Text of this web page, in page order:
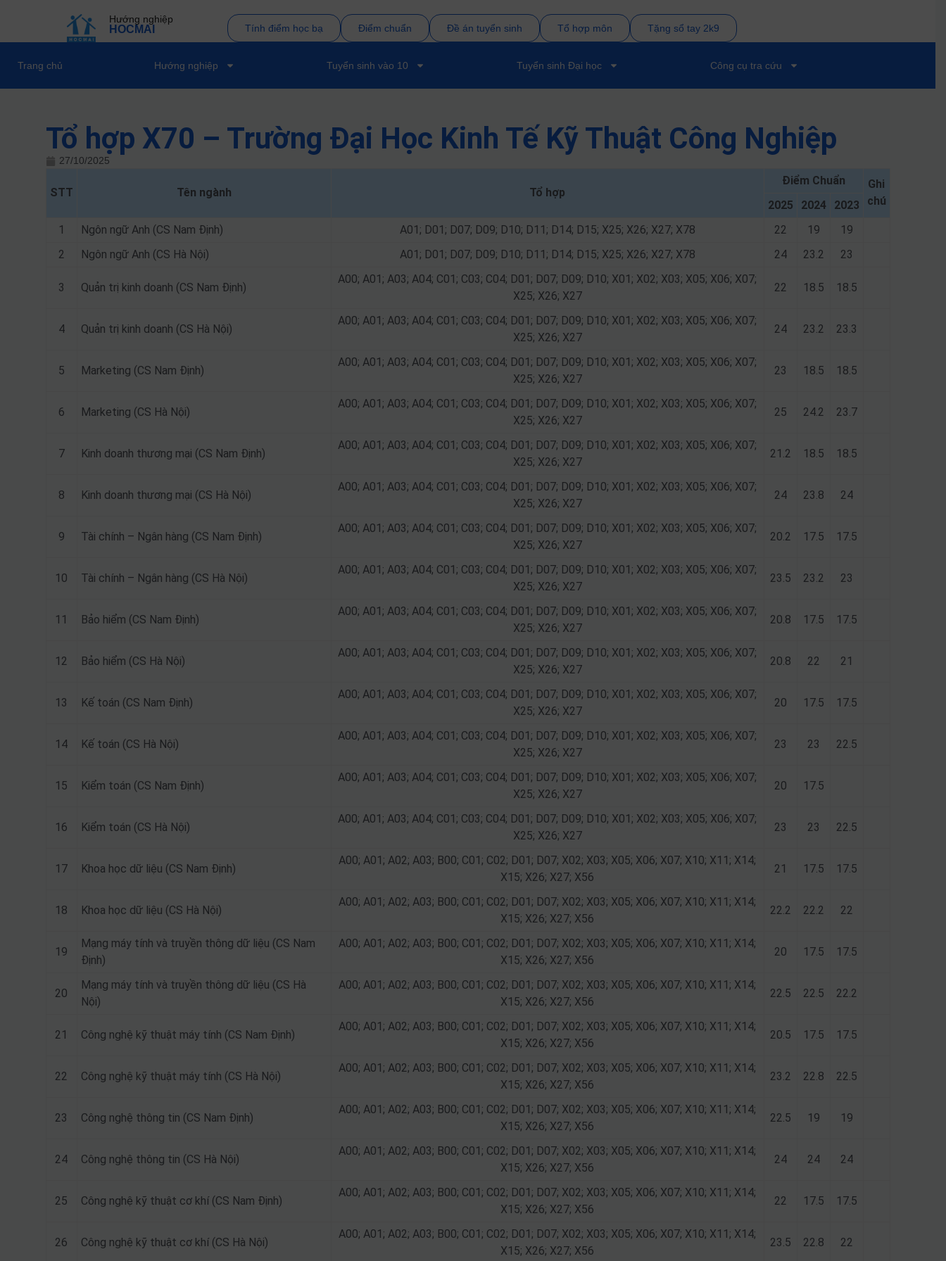
Hướng nghiệp
HOCMAI Tính điểm học bạ Điểm chuẩn Đề án tuyển sinh Tổ hợp môn Tặng sổ tay 2k9
Trang chủ Hướng nghiệp Tuyển sinh vào 10 Tuyển sinh Đại học Công cụ tra cứu
Tổ hợp X70 – Trường Đại Học Kinh Tế Kỹ Thuật Công Nghiệp
27/10/2025
STT Tên ngành Tổ hợp
Điểm Chuẩn
Ghi
chú
2025 2024
2023
1
Ngôn ngữ Anh (CS Nam Định) A01; D01; D07; D09; D10; D11; D14; D15; X25; X26; X27; X78 22 19
19
2
Ngôn ngữ Anh (CS Hà Nội) A01; D01; D07; D09; D10; D11; D14; D15; X25; X26; X27; X78 24 23.2 23
3 Quản trị kinh doanh (CS Nam Định)
A00; A01; A03; A04; C01; C03; C04; D01; D07; D09; D10; X01; X02; X03; X05; X06; X07;
X25; X26; X27
22 18.5 18.5
4 Quản trị kinh doanh (CS Hà Nội)
A00; A01; A03; A04; C01; C03; C04; D01; D07; D09; D10; X01; X02; X03; X05; X06; X07;
X25; X26; X27
24 23.2 23.3
5 Marketing (CS Nam Định)
A00; A01; A03; A04; C01; C03; C04; D01; D07; D09; D10; X01; X02; X03; X05; X06; X07;
X25; X26; X27
23 18.5 18.5
6 Marketing (CS Hà Nội)
A00; A01; A03; A04; C01; C03; C04; D01; D07; D09; D10; X01; X02; X03; X05; X06; X07;
X25; X26; X27
25 24.2 23.7
7 Kinh doanh thương mại (CS Nam Định)
A00; A01; A03; A04; C01; C03; C04; D01; D07; D09; D10; X01; X02; X03; X05; X06; X07;
X25; X26; X27
21.2 18.5 18.5
8 Kinh doanh thương mại (CS Hà Nội)
A00; A01; A03; A04; C01; C03; C04; D01; D07; D09; D10; X01; X02; X03; X05; X06; X07;
X25; X26; X27
24 23.8 24
9 Tài chính – Ngân hàng (CS Nam Định)
A00; A01; A03; A04; C01; C03; C04; D01; D07; D09; D10; X01; X02; X03; X05; X06; X07;
X25; X26; X27
20.2 17.5 17.5
10 Tài chính – Ngân hàng (CS Hà Nội)
A00; A01; A03; A04; C01; C03; C04; D01; D07; D09; D10; X01; X02; X03; X05; X06; X07;
X25; X26; X27
23.5 23.2 23
11 Bảo hiểm (CS Nam Định)
A00; A01; A03; A04; C01; C03; C04; D01; D07; D09; D10; X01; X02; X03; X05; X06; X07;
X25; X26; X27
20.8 17.5 17.5
12 Bảo hiểm (CS Hà Nội)
A00; A01; A03; A04; C01; C03; C04; D01; D07; D09; D10; X01; X02; X03; X05; X06; X07;
X25; X26; X27
20.8 22 21
13 Kế toán (CS Nam Định)
A00; A01; A03; A04; C01; C03; C04; D01; D07; D09; D10; X01; X02; X03; X05; X06; X07;
X25; X26; X27
20 17.5 17.5
14 Kế toán (CS Hà Nội)
A00; A01; A03; A04; C01; C03; C04; D01; D07; D09; D10; X01; X02; X03; X05; X06; X07;
X25; X26; X27
23 23 22.5
15 Kiểm toán (CS Nam Định)
A00; A01; A03; A04; C01; C03; C04; D01; D07; D09; D10; X01; X02; X03; X05; X06; X07;
X25; X26; X27
20 17.5
16 Kiểm toán (CS Hà Nội)
A00; A01; A03; A04; C01; C03; C04; D01; D07; D09; D10; X01; X02; X03; X05; X06; X07;
X25; X26; X27
23 23 22.5
17 Khoa học dữ liệu (CS Nam Định)
A00; A01; A02; A03; B00; C01; C02; D01; D07; X02; X03; X05; X06; X07; X10; X11; X14;
X15; X26; X27; X56
21 17.5 17.5
18 Khoa học dữ liệu (CS Hà Nội)
A00; A01; A02; A03; B00; C01; C02; D01; D07; X02; X03; X05; X06; X07; X10; X11; X14;
X15; X26; X27; X56
22.2 22.2 22
19
Mạng máy tính và truyền thông dữ liệu (CS Nam
Định)
A00; A01; A02; A03; B00; C01; C02; D01; D07; X02; X03; X05; X06; X07; X10; X11; X14;
X15; X26; X27; X56
20 17.5 17.5
20
Mạng máy tính và truyền thông dữ liệu (CS Hà
Nội)
A00; A01; A02; A03; B00; C01; C02; D01; D07; X02; X03; X05; X06; X07; X10; X11; X14;
X15; X26; X27; X56
22.5 22.5 22.2
21 Công nghệ kỹ thuật máy tính (CS Nam Định)
A00; A01; A02; A03; B00; C01; C02; D01; D07; X02; X03; X05; X06; X07; X10; X11; X14;
X15; X26; X27; X56
20.5 17.5 17.5
22 Công nghệ kỹ thuật máy tính (CS Hà Nội)
A00; A01; A02; A03; B00; C01; C02; D01; D07; X02; X03; X05; X06; X07; X10; X11; X14;
X15; X26; X27; X56
23.2 22.8 22.5
23 Công nghệ thông tin (CS Nam Định)
A00; A01; A02; A03; B00; C01; C02; D01; D07; X02; X03; X05; X06; X07; X10; X11; X14;
X15; X26; X27; X56
22.5 19 19
24 Công nghệ thông tin (CS Hà Nội)
A00; A01; A02; A03; B00; C01; C02; D01; D07; X02; X03; X05; X06; X07; X10; X11; X14;
X15; X26; X27; X56
24 24 24
25 Công nghệ kỹ thuật cơ khí (CS Nam Định)
A00; A01; A02; A03; B00; C01; C02; D01; D07; X02; X03; X05; X06; X07; X10; X11; X14;
X15; X26; X27; X56
22 17.5 17.5
26 Công nghệ kỹ thuật cơ khí (CS Hà Nội)
A00; A01; A02; A03; B00; C01; C02; D01; D07; X02; X03; X05; X06; X07; X10; X11; X14;
X15; X26; X27; X56
23.5 22.8 22